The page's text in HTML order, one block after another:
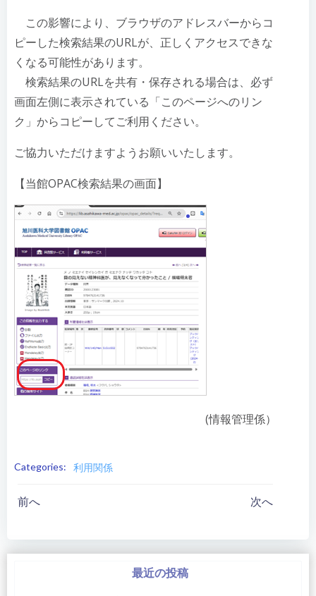
この影響により、ブラウザのアドレスバーからコ
ピーした検索結果のURLが、正しくアクセスできな
くなる可能性があります。
検索結果のURLを共有・保存される場合は、必ず
画面左側に表示されている「このページへのリン
ク」からコピーしてご利用ください。
ご協力いただけますようお願いいたします。
【当館OPAC検索結果の画面】
(情報管理係）
Categories: 利用関係
投
稿
前へ
稿
ナ
次へ
最近の投稿